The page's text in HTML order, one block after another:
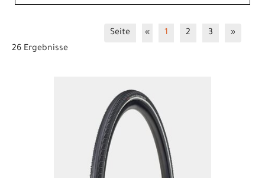
Seite « 1 2 3
»
26 Ergebnisse